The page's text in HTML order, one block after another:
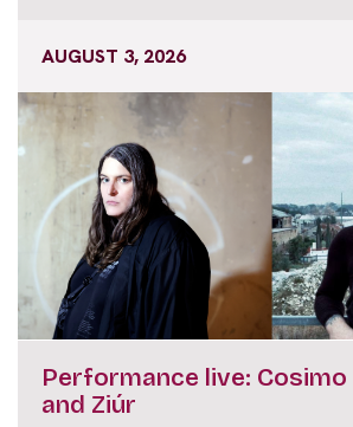
AUGUST 3, 2026
Performance live: Cosimo
and Ziúr